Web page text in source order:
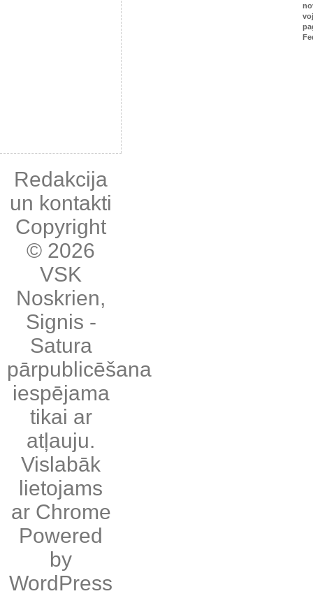
Redakcija
un kontakti
Copyright
© 2026
VSK
Noskrien,
Signis -
Satura
pārpublicēšana
iespējama
tikai ar
atļauju.
Vislabāk
lietojams
ar Chrome
Powered
by
WordPress